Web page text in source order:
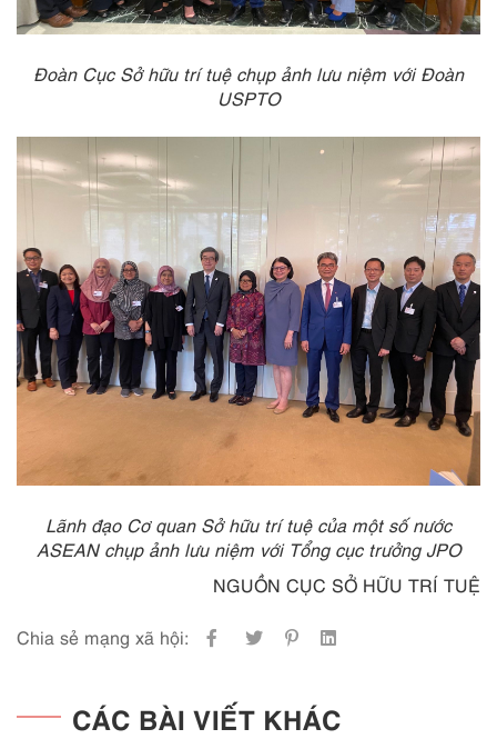
Đoàn Cục Sở hữu trí tuệ chụp ảnh lưu niệm với Đoàn
USPTO
Lãnh đạo Cơ quan Sở hữu trí tuệ của một số nước
ASEAN chụp ảnh lưu niệm với Tổng cục trưởng JPO
NGUỒN CỤC SỞ HỮU TRÍ TUỆ
Chia sẻ mạng xã hội:
CÁC BÀI VIẾT KHÁC